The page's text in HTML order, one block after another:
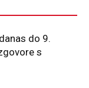
do 9.
s